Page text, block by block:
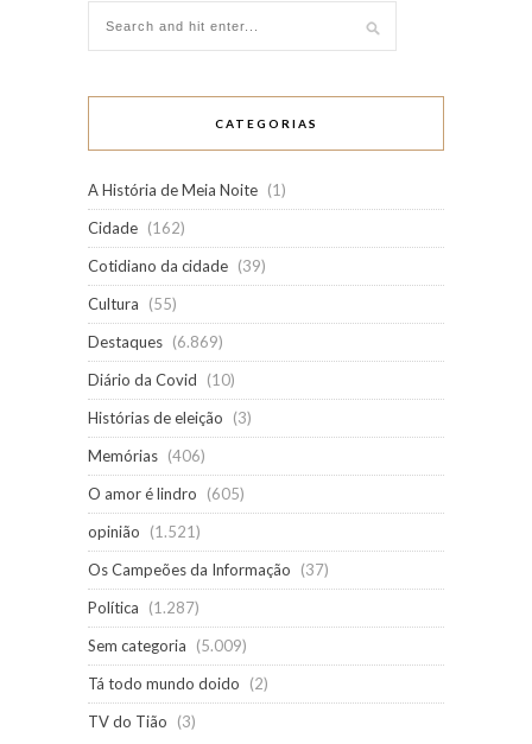
CATEGORIAS
A História de Meia Noite (1)
Cidade (162)
Cotidiano da cidade (39)
Cultura
(55)
Destaques (6.869)
Diário da Covid
(10)
Histórias de eleição
(3)
Memórias (406)
O amor é lindro
(605)
opinião
(1.521)
Os Campeões da Informação
(37)
Política
(1.287)
Sem categoria
(5.009)
Tá todo mundo doido
(2)
TV do Tião
(3)